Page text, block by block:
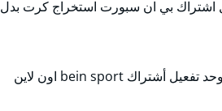
اشتراك بي ان سبورت استخراج كرت بدل
رقم خدمة عملاء بي ان سبورت الموحد تفعيل أشتراك bein sport اون لاين